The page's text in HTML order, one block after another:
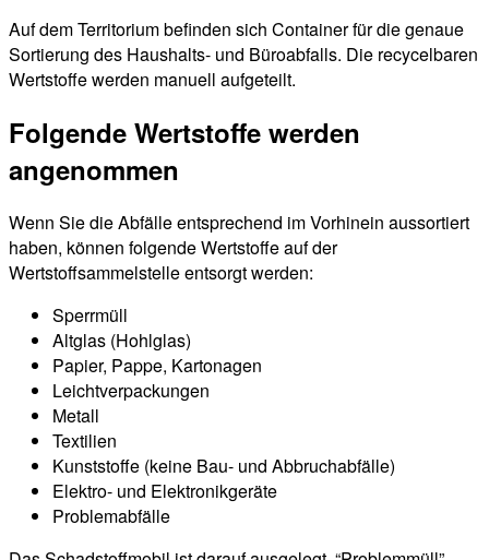
Auf dem Territorium befinden sich Container für die genaue
Sortierung des Haushalts- und Büroabfalls. Die recycelbaren
Wertstoffe werden manuell aufgeteilt.
Folgende Wertstoffe werden
angenommen
Wenn Sie die Abfälle entsprechend im Vorhinein aussortiert
haben, können folgende Wertstoffe auf der
Wertstoffsammelstelle entsorgt werden:
Sperrmüll
Altglas (Hohlglas)
Papier, Pappe, Kartonagen
Leichtverpackungen
Metall
Textilien
Kunststoffe (keine Bau- und Abbruchabfälle)
Elektro- und Elektronikgeräte
Problemabfälle